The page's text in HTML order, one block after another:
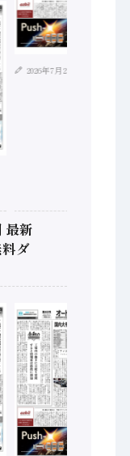
2026年7月21日
最新
ダ